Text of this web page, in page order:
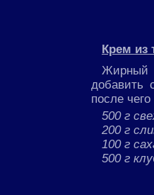
Крем из
Жирный
добавить
после
500 г
200 г
100 г
500 г